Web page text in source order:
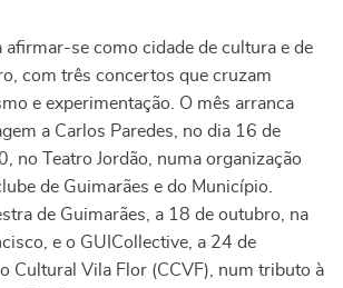
afirmar-se como cidade de cultura e de
com três concertos que cruzam
e experimentação. O mês arranca
a Carlos Paredes, no dia 16 de
no Teatro Jordão, numa organização
de Guimarães e do Município.
de Guimarães, a 18 de outubro, na
e o GUICollective, a 24 de
Cultural Vila Flor (CCVF), num tributo à